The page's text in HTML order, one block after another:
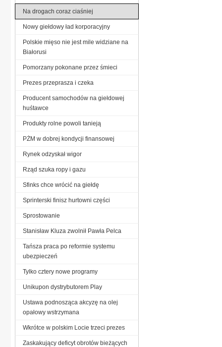
Na drogach coraz ciaśniej
Nowy giełdowy ład korporacyjny
Polskie mięso nie jest mile widziane na
Białorusi
Pomorzany pokonane przez śmieci
Prezes przeprasza i czeka
Producent samochodów na giełdowej
huśtawce
Produkty rolne powoli tanieją
PŻM w dobrej kondycji finansowej
Rynek odzyskał wigor
Rząd szuka ropy i gazu
Sfinks chce wrócić na giełdę
Sprinterski finisz hurtowni części
Sprostowanie
Stanisław Kluza zwolnił Pawła Pelca
Tańsza praca po reformie systemu
ubezpieczeń
Tylko cztery nowe programy
Unikupon dystrybutorem Play
Ustawa podnosząca akcyzę na olej
opałowy wstrzymana
Wkrótce w polskim Locie trzeci prezes
Zaskakujący deficyt obrotów bieżących